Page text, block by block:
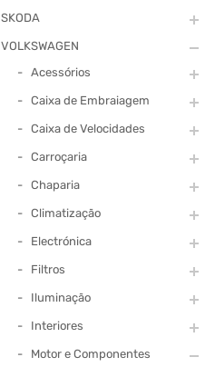
SKODA
VOLKSWAGEN
Acessórios
Caixa de Embraiagem
Caixa de Velocidades
Carroçaria
Chaparia
Climatização
Electrónica
Filtros
Iluminação
Interiores
Motor e Componentes